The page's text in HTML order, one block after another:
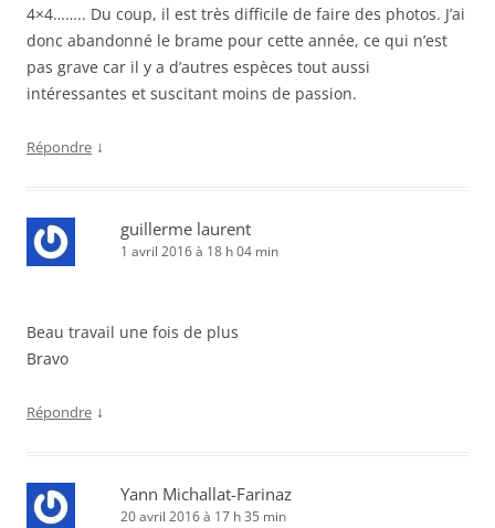
4×4…….. Du coup, il est très difficile de faire des photos. J’ai
donc abandonné le brame pour cette année, ce qui n’est
pas grave car il y a d’autres espèces tout aussi
intéressantes et suscitant moins de passion.
Répondre ↓
guillerme laurent
1 avril 2016 à 18 h 04 min
Beau travail une fois de plus
Bravo
Répondre ↓
Yann Michallat-Farinaz
20 avril 2016 à 17 h 35 min